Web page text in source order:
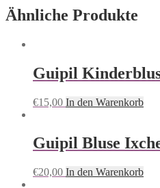
Ähnliche Produkte
Guipil
€15,00 In den Warenkorb
Guipil Bluse
€20,00 In den Warenkorb